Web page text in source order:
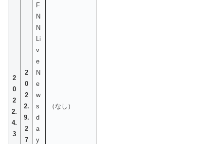
2
0
2
2.
4.
3
2
0
2
2.
9.
2
7
F
N
N
Li
v
e
N
e
w
s
d
a
y
（なし）